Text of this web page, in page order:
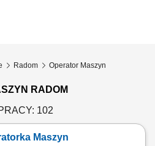
Radom Operator Maszyn
RADOM
102
Maszyn